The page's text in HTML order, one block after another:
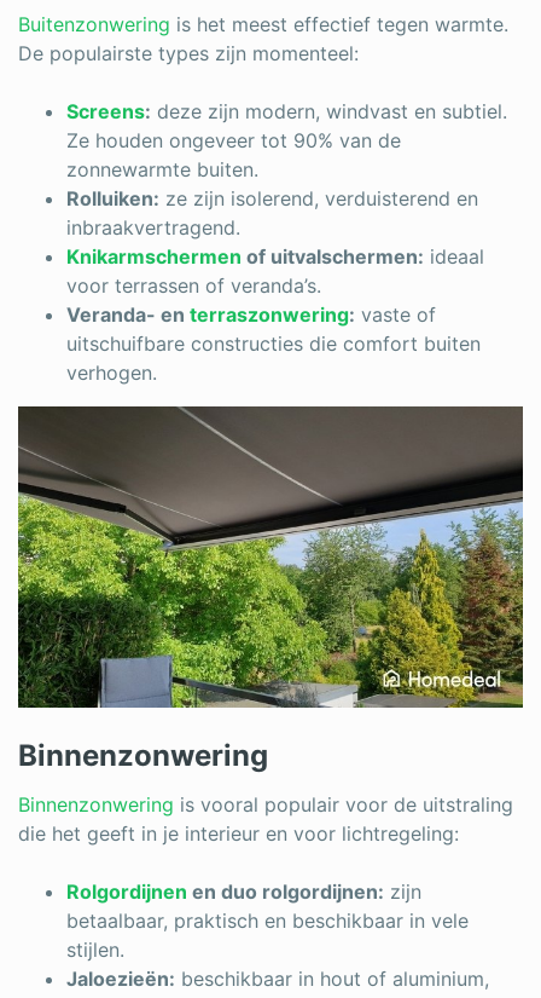
Buitenzonwering is het meest effectief tegen warmte.
De populairste types zijn momenteel:
Screens: deze zijn modern, windvast en subtiel.
Ze houden ongeveer tot 90% van de
zonnewarmte buiten.
Rolluiken: ze zijn isolerend, verduisterend en
inbraakvertragend.
Knikarmschermen of uitvalschermen: ideaal
voor terrassen of veranda’s.
Veranda- en terraszonwering: vaste of
uitschuifbare constructies die comfort buiten
verhogen.
Binnenzonwering
Binnenzonwering is vooral populair voor de uitstraling
die het geeft in je interieur en voor lichtregeling:
Rolgordijnen en duo rolgordijnen: zijn
betaalbaar, praktisch en beschikbaar in vele
stijlen.
Jaloezieën: beschikbaar in hout of aluminium,